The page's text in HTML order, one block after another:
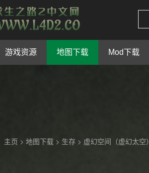
游戏资源 地图下载 Mod下载
主页 > 地图下载> 生存> 虚幻空间（虚幻太空）